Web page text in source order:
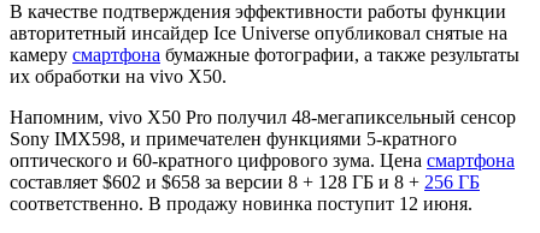
В качестве подтверждения эффективности работы функции
авторитетный инсайдер Ice Universe опубликовал снятые на
камеру смартфона бумажные фотографии, а также результаты
их обработки на vivo X50.
Напомним, vivo X50 Pro получил 48-мегапиксельный сенсор
Sony IMX598, и примечателен функциями 5-кратного
оптического и 60-кратного цифрового зума. Цена смартфона
составляет $602 и $658 за версии 8 + 128 ГБ и 8 + 256 ГБ
соответственно. В продажу новинка поступит 12 июня.